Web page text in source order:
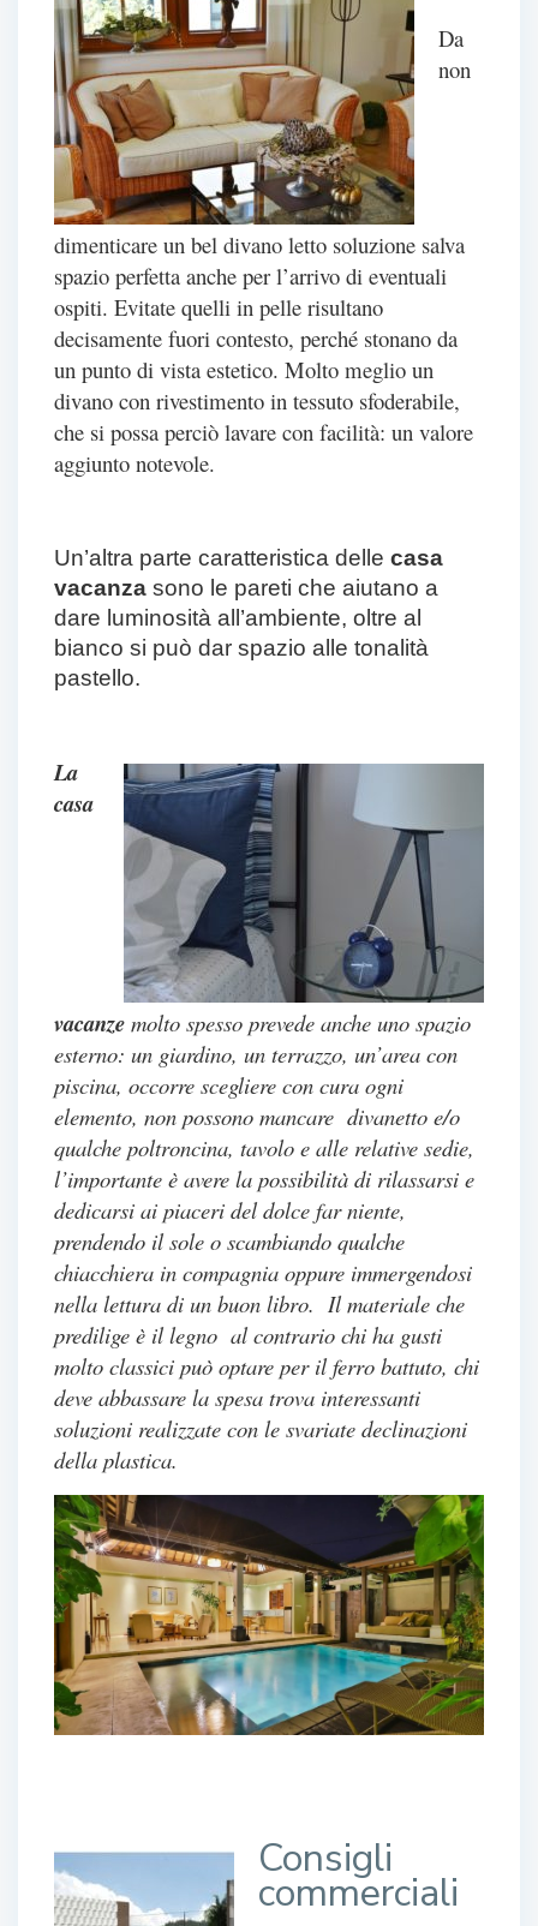
Da
non
dimenticare un bel divano letto soluzione salva
spazio perfetta anche per l’arrivo di eventuali
ospiti. Evitate quelli in pelle risultano
decisamente fuori contesto, perché stonano da
un punto di vista estetico. Molto meglio un
divano con rivestimento in tessuto sfoderabile,
che si possa perciò lavare con facilità: un valore
aggiunto notevole.
Un’altra parte caratteristica delle casa
vacanza sono le pareti che aiutano a
dare luminosità all’ambiente, oltre al
bianco si può dar spazio alle tonalità
pastello.
La
casa
vacanze molto spesso prevede anche uno spazio
esterno: un giardino, un terrazzo, un’area con
piscina, occorre scegliere con cura ogni
elemento, non possono mancare divanetto e/o
qualche poltroncina, tavolo e alle relative sedie,
l’importante è avere la possibilità di rilassarsi e
dedicarsi ai piaceri del dolce far niente,
prendendo il sole o scambiando qualche
chiacchiera in compagnia oppure immergendosi
nella lettura di un buon libro. Il materiale che
predilige è il legno al contrario chi ha gusti
molto classici può optare per il ferro battuto, chi
deve abbassare la spesa trova interessanti
soluzioni realizzate con le svariate declinazioni
della plastica.
Consigli
commerciali